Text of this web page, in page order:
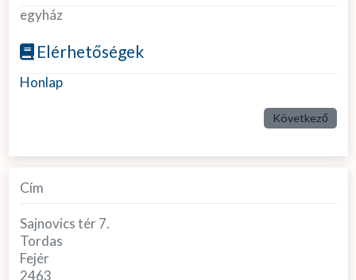
egyház
Elérhetőségek
Honlap
Következő
Cím
Sajnovics tér 7.
Tordas
Fejér
2463